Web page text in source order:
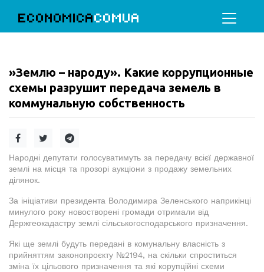
ECONOMICACOMUA
»Землю – народу». Какие коррупционные
схемы разрушит передача земель в
коммунальную собственность
Народні депутати голосуватимуть за передачу всієї державної
землі на місця та прозорі аукціони з продажу земельних
ділянок.
За ініціативи президента Володимира Зеленського наприкінці
минулого року новостворені громади отримали від
Держгеокадастру землі сільськогосподарського призначення.
Які ще землі будуть передані в комунальну власність з
прийняттям законопроєкту №2194, на скільки спроститься
зміна їх цільового призначення та які корупційні схеми